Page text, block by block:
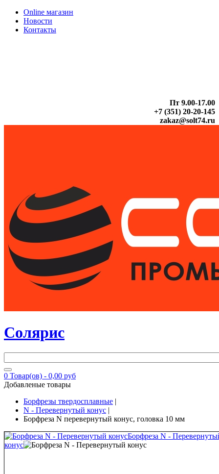
Online магазин
Новости
Контакты
Пт 9.00-17.00
+7 (351) 20-20-145
zakaz@solt74.ru
Солярис
0 Товар(ов) - 0,00 руб
Добавленые товары
Борфрезы твердосплавные |
N - Перевернутый конус |
Борфреза N перевернутый конус, головка 10 мм
Борфреза N -
конус